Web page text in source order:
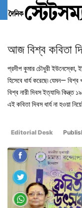
আজ বিশ্ব কবিতা
প্রদীপ কুমার চৌধুরী ইউনেস্কো,
হিসেবে ধার্য করেছে৷ যেমন—
বিশ্ব নারী দিবস ইত্যাদি৷ কিন্ত্ত
এই কবিতা দিবস ধার্য না হওয়া
Editorial Desk